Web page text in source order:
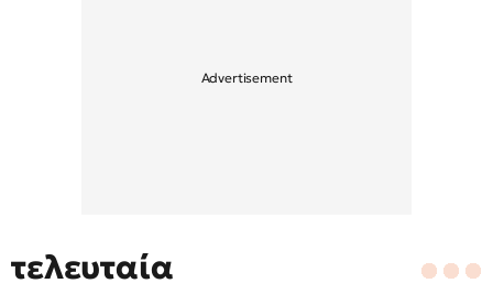
τελευταία